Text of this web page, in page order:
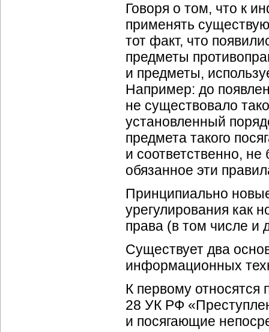
Говоря о том, что к
применять
тот факт, что
предметы
и предметы,
Например: до
не существовало
установленный
предмета такого
и соответственно, не
обязанное эти
Принципиально
урегулирования как
права (в том числе и
Существует два
информационных
К первому относятся
28 УК РФ
и посягающие